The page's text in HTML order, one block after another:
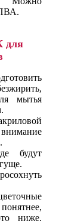
для
мытья
будут
ниже.